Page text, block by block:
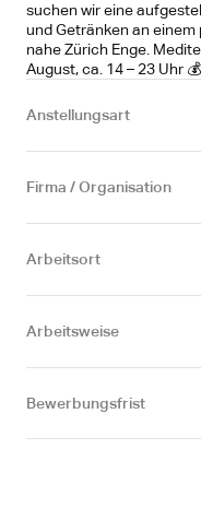
suchen wir eine
und Getränken an
nahe Zürich Enge.
August, ca. 14 – 23 Uhr
Anstellungsart
Firma / Organisation
Arbeitsort
Arbeitsweise
Bewerbungsfrist